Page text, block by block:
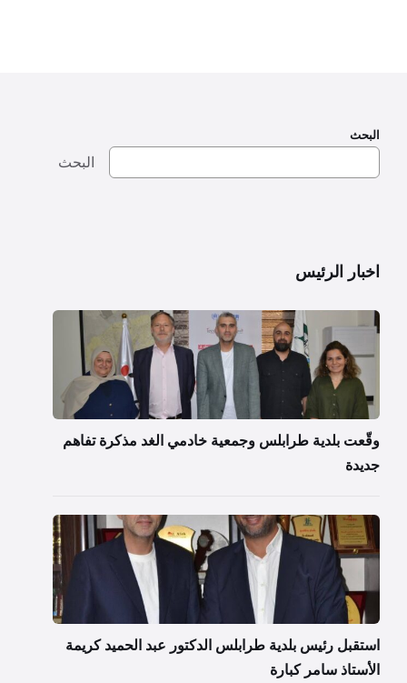
البحث
البحث
اخبار الرئيس
وقّعت بلدية طرابلس وجمعية خادمي الغد مذكرة تفاهم
جديدة
استقبل رئيس بلدية طرابلس الدكتور عبد الحميد كريمة
الأستاذ سامر كبارة